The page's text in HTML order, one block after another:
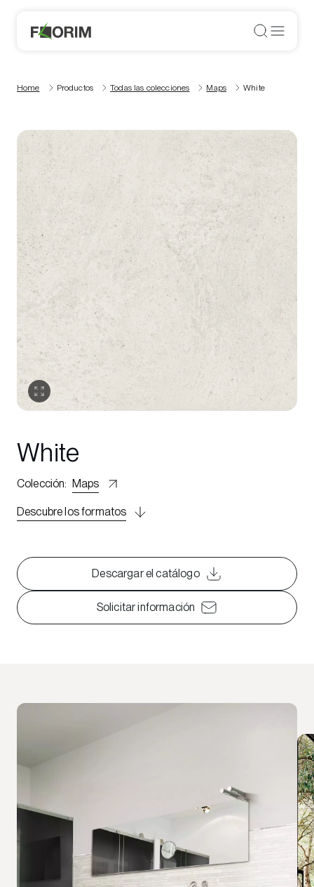
Home Productos Todas las colecciones Maps White
White
Colección: Maps
Descubre los formatos
Descargar el catálogo
Solicitar información